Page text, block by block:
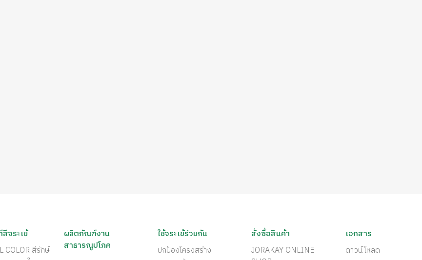
จระเข้
COLOR สีรักษ์
ผลิตภัณฑ์งาน
สาธารณูปโภค
ใช้จระเข้ร่วมกัน
ปกป้องโครงสร้าง
สั่งซื้อสินค้า
JORAKAY ONLINE
เอกสาร
ดาวน์โหลด